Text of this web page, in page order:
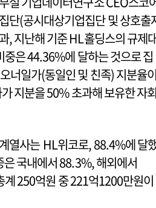
단(공시대상기업집단 및 상호출
, 지난해 기준 HL홀딩스의 규제
중은 44.36%에 달하는 것으로 집
너일가(동일인 및 친족) 지분율이
지분을 50% 초과해 보유한 자회
열사는 HL위코로, 88.4%에 달
국내에서 88.3%, 해외에서
250억원 중 221억1200만원이